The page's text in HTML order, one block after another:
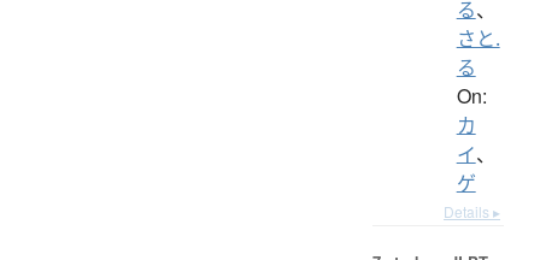
る、
さと.
る
On:
カ
イ、
ゲ
Details ▸